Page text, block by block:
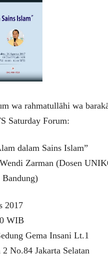
wa rahmatullāhi wa
Saturday Forum:
dalam Sains Islam”
Zarman (Dosen
2017
WIB
Gema Insani Lt.1
No.84 Jakarta Selatan